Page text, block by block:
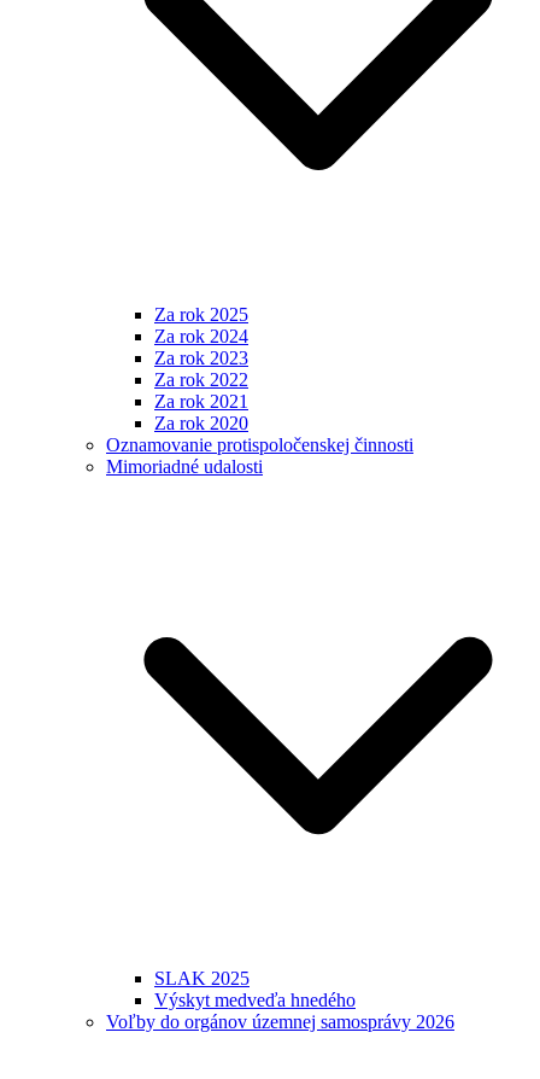
Za rok 2025
Za rok 2024
Za rok 2023
Za rok 2022
Za rok 2021
Za rok 2020
Oznamovanie protispoločenskej činnosti
Mimoriadné udalosti
SLAK 2025
Výskyt medveďa hnedého
Voľby do orgánov územnej samosprávy 2026